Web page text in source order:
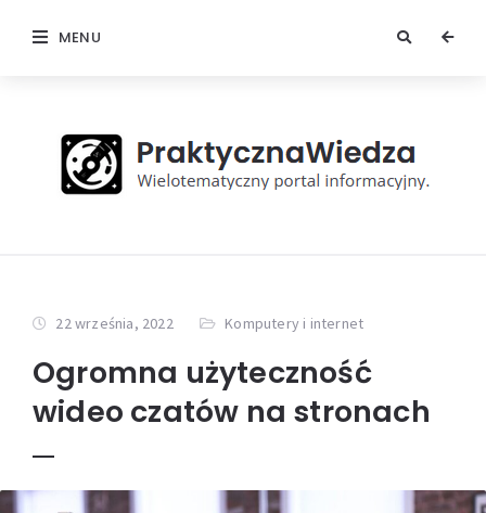
MENU
22 września, 2022 Komputery i internet
Ogromna użyteczność
wideo czatów na stronach